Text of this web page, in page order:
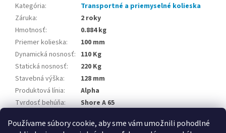
Používame súbory cookie, aby sme vám umožnili pohodlné
Kategória:
Transportné a priemyselné kolieska
Záruka:
2 roky
Hmotnosť:
0.884 kg
Priemer kolieska:
100 mm
Dynamická nosnosť: 110 Kg
Statická nosnosť:
220 Kg
Stavebná výška:
128 mm
Produktová línia:
Alpha
Tvrdosť behúňa:
Shore A 65